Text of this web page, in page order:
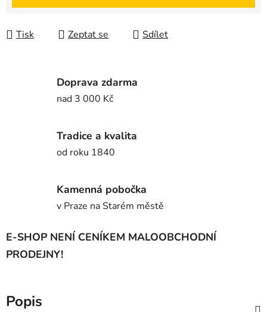
Tisk Zeptat se Sdílet
Doprava zdarma
nad 3 000 Kč
Tradice a kvalita
od roku 1840
Kamenná pobočka
v Praze na Starém městě
E-SHOP NENÍ CENÍKEM MALOOBCHODNÍ
PRODEJNY!
Popis